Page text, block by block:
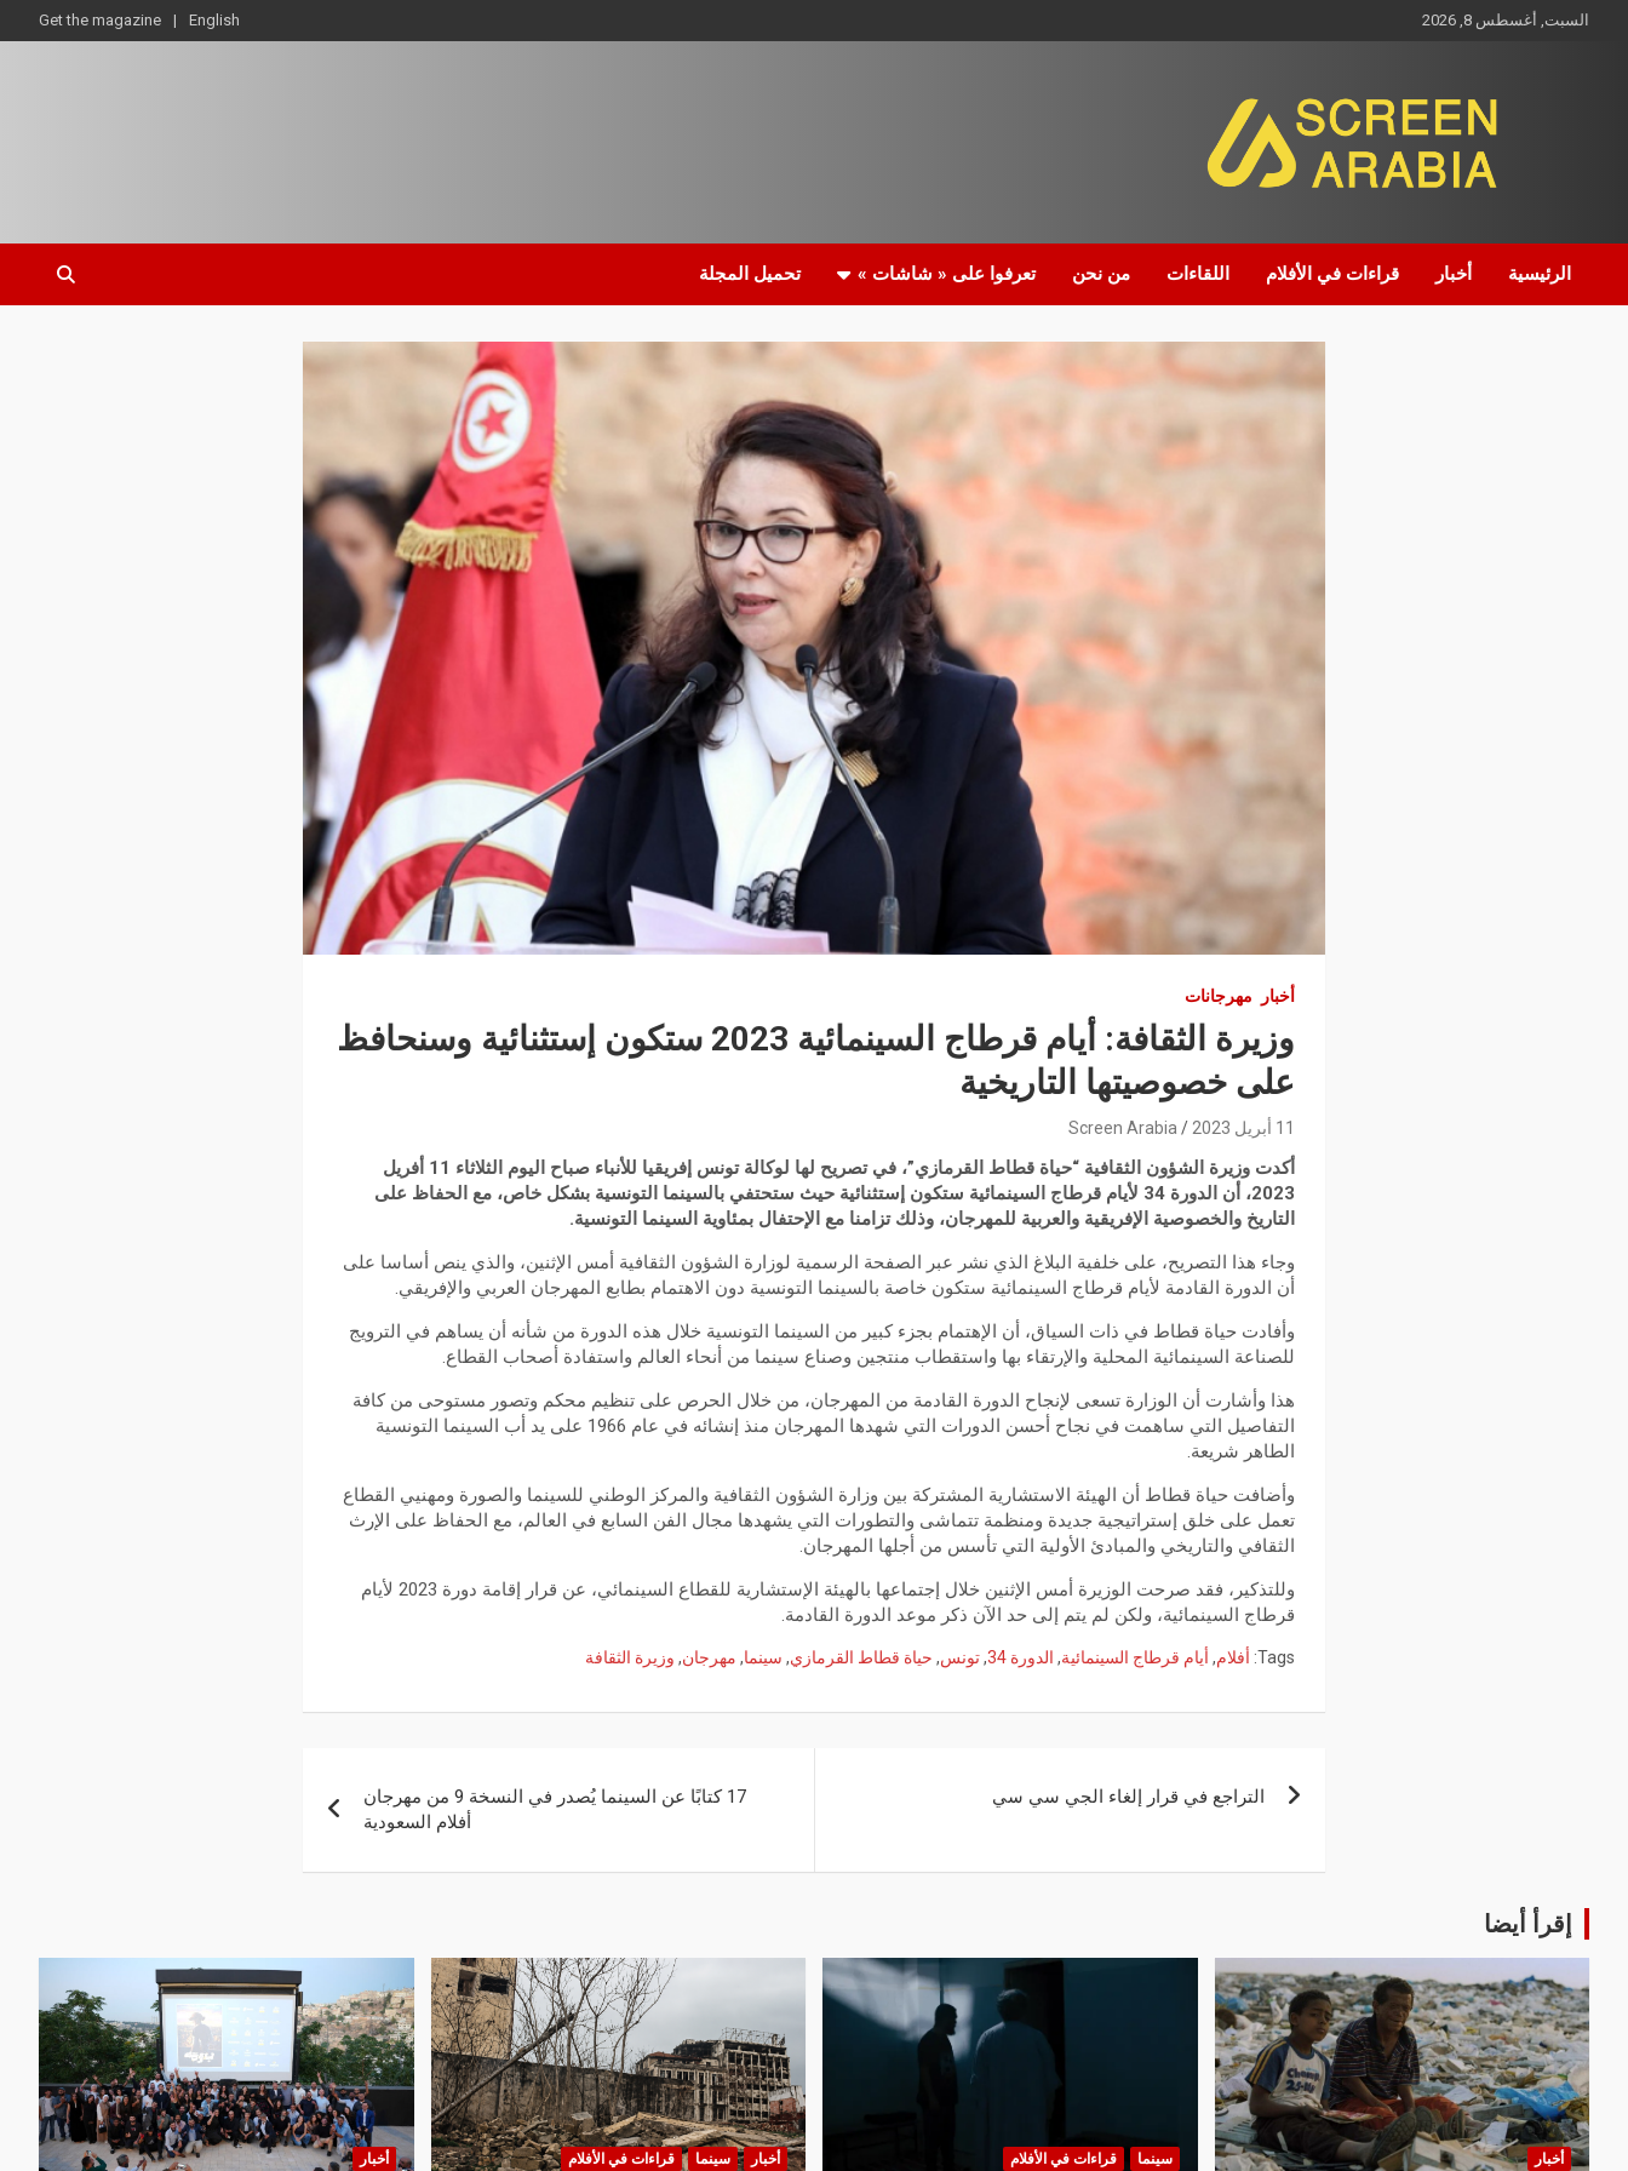
السبت, أغسطس 8, 2026 English
Get the magazine
Screen Arabia
الرئيسية أخبار قراءات في الأفلام اللقاءات من نحن تعرفوا على « شاشات » تحميل المجلة
أخبار مهرجانات
وزيرة الثقافة: أيام قرطاج السينمائية 2023 ستكون إستثنائية وسنحافظ
على خصوصيتها التاريخية
11 أبريل 2023 Screen Arabia
أكدت وزيرة الشؤون الثقافية “حياة قطاط القرمازي”، في تصريح لها لوكالة تونس إفريقيا للأنباء صباح اليوم الثلاثاء 11 أفريل
2023، أن الدورة 34 لأيام قرطاج السينمائية ستكون إستثنائية حيث ستحتفي بالسينما التونسية بشكل خاص، مع الحفاظ على
التاريخ والخصوصية الإفريقية والعربية للمهرجان، وذلك تزامنا مع الإحتفال بمئاوية السينما التونسية.
وجاء هذا التصريح، على خلفية البلاغ الذي نشر عبر الصفحة الرسمية لوزارة الشؤون الثقافية أمس الإثنين، والذي ينص أساسا على
أن الدورة القادمة لأيام قرطاج السينمائية ستكون خاصة بالسينما التونسية دون الاهتمام بطابع المهرجان العربي والإفريقي.
وأفادت حياة قطاط في ذات السياق، أن الإهتمام بجزء كبير من السينما التونسية خلال هذه الدورة من شأنه أن يساهم في الترويج
للصناعة السينمائية المحلية والإرتقاء بها واستقطاب منتجين وصناع سينما من أنحاء العالم واستفادة أصحاب القطاع.
هذا وأشارت أن الوزارة تسعى لإنجاح الدورة القادمة من المهرجان، من خلال الحرص على تنظيم محكم وتصور مستوحى من كافة
التفاصيل التي ساهمت في نجاح أحسن الدورات التي شهدها المهرجان منذ إنشائه في عام 1966 على يد أب السينما التونسية
الطاهر شريعة.
وأضافت حياة قطاط أن الهيئة الاستشارية المشتركة بين وزارة الشؤون الثقافية والمركز الوطني للسينما والصورة ومهنيي القطاع
تعمل على خلق إستراتيجية جديدة ومنظمة تتماشى والتطورات التي يشهدها مجال الفن السابع في العالم، مع الحفاظ على الإرث
الثقافي والتاريخي والمبادئ الأولية التي تأسس من أجلها المهرجان.
وللتذكير، فقد صرحت الوزيرة أمس الإثنين خلال إجتماعها بالهيئة الإستشارية للقطاع السينمائي، عن قرار إقامة دورة 2023 لأيام
قرطاج السينمائية، ولكن لم يتم إلى حد الآن ذكر موعد الدورة القادمة.
Tags: أفلام, أيام قرطاج السينمائية, الدورة 34 ,تونس, حياة قطاط القرمازي, سينما, مهرجان, وزيرة الثقافة
التراجع في قرار إلغاء الجي سي سي
17 كتابًا عن السينما يُصدر في النسخة 9 من مهرجان
أفلام السعودية
إقرأ أيضا
أخبار سينما قراءات في الأفلام أخبار سينما قراءات في الأفلام أخبار